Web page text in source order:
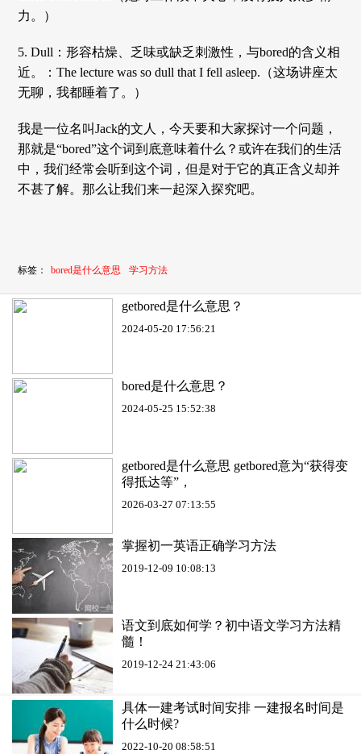
力。）
5. Dull：形容枯燥、乏味或缺乏刺激性，与bored的含义相
近。：The lecture was so dull that I fell asleep.（这场讲座太
无聊，我都睡着了。）
我是一位名叫Jack的文人，今天要和大家探讨一个问题，
那就是“bored”这个词到底意味着什么？或许在我们的生活
中，我们经常会听到这个词，但是对于它的真正含义却并
不甚了解。那么让我们来一起深入探究吧。
标签： bored是什么意思 学习方法
getbored是什么意思？
2024-05-20 17:56:21
bored是什么意思？
2024-05-25 15:52:38
getbored是什么意思 getbored意为“获得变
得抵达等”，
2026-03-27 07:13:55
掌握初一英语正确学习方法
2019-12-09 10:08:13
语文到底如何学？初中语文学习方法精
髓！
2019-12-24 21:43:06
具体一建考试时间安排 一建报名时间是
什么时候?
2022-10-20 08:58:51